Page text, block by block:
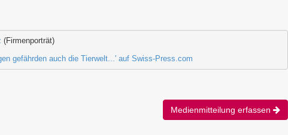
(Firmenporträt)
gefährden auch die Tierwelt...' auf Swiss-Press.com
Medienmitteilung erfassen